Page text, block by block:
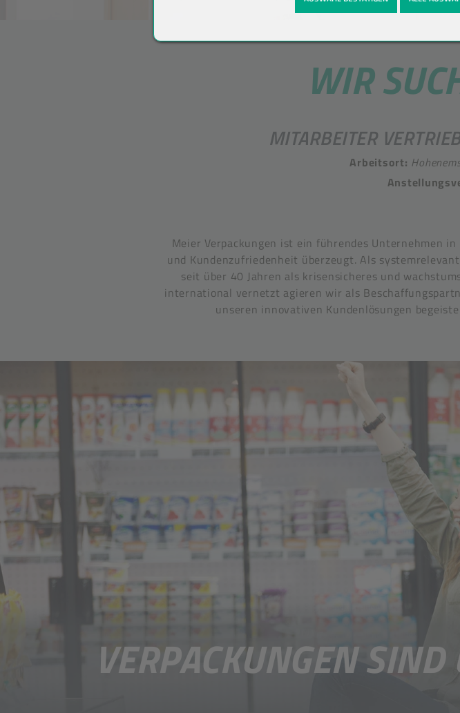
WIR
MITARBEITER
Arbeitsort:
Meier Verpackungen ist ein führendes Unternehmen
und Kundenzufriedenheit überzeugt. Als
seit über 40 Jahren als krisensicheres und
international vernetzt agieren wir als
unseren innovativen Kundenlösungen
VERPACKUNGEN